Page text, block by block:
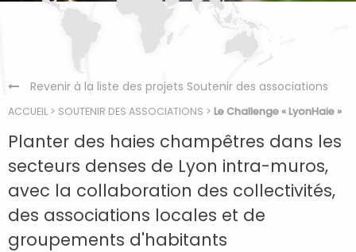
Revenir à la liste des projets Soutenir des associations
ACCUEIL > SOUTENIR DES ASSOCIATIONS > Le Challenge « LyonHaie »
Planter des haies champêtres dans les
secteurs denses de Lyon intra-muros,
avec la collaboration des collectivités,
des associations locales et de
groupements d'habitants